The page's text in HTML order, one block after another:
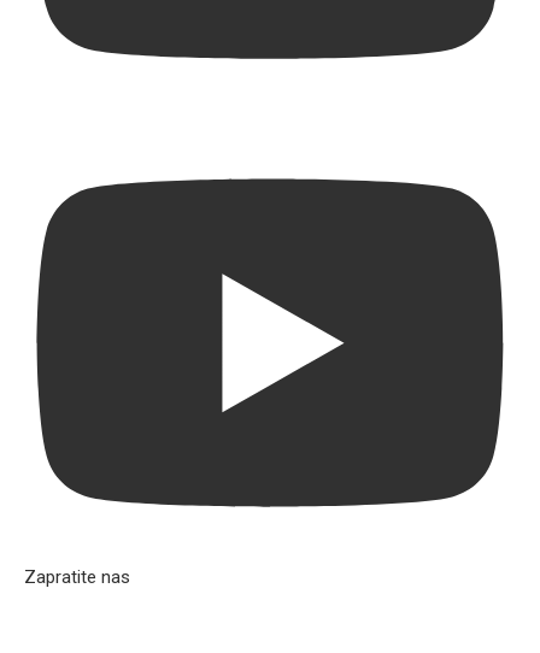
Zapratite nas